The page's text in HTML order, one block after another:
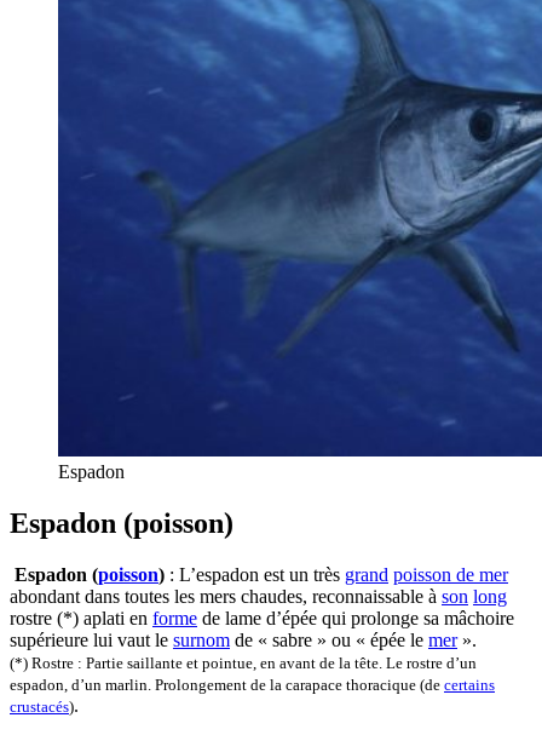
Espadon
Espadon (poisson)
Espadon (poisson) : L’espadon est un très grand poisson de mer
abondant dans toutes les mers chaudes, reconnaissable à son long
rostre (*) aplati en forme de lame d’épée qui prolonge sa mâchoire
supérieure lui vaut le surnom de « sabre » ou « épée le mer».
(*) Rostre : Partie saillante et pointue, en avant de la tête. Le rostre d’un
espadon, d’un marlin. Prolongement de la carapace thoracique (de certains
crustacés).